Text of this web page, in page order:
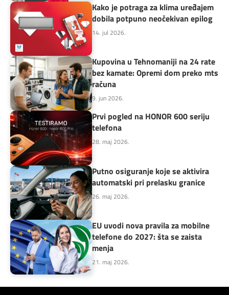
Kako je potraga za klima uređajem
dobila potpuno neočekivan epilog
14. jul 2026.
Kupovina u Tehnomaniji na 24 rate
bez kamate: Opremi dom preko mts
računa
9. jun 2026.
Prvi pogled na HONOR 600 seriju
telefona
28. maj 2026.
Putno osiguranje koje se aktivira
automatski pri prelasku granice
26. maj 2026.
EU uvodi nova pravila za mobilne
telefone do 2027: šta se zaista
menja
21. maj 2026.